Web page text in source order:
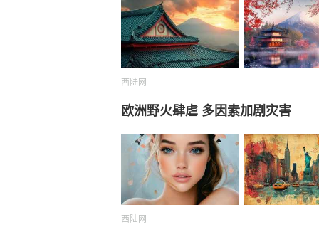
西陆网
欧洲野火肆虐 多因素加剧灾害
西陆网